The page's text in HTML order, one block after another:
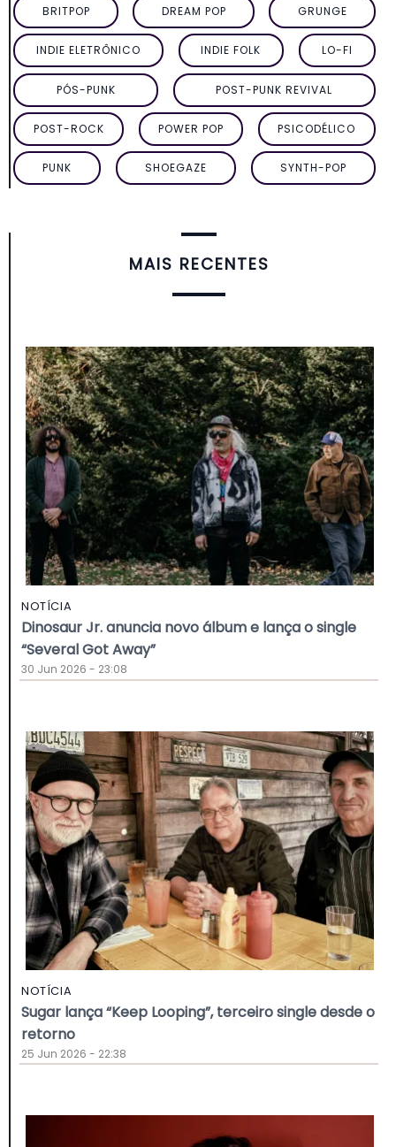
BRITPOP DREAM POP GRUNGE
INDIE ELETRÔNICO INDIE FOLK LO-FI
PÓS-PUNK POST-PUNK REVIVAL
POST-ROCK POWER POP PSICODÉLICO
PUNK SHOEGAZE SYNTH-POP
MAIS RECENTES
NOTÍCIA
Dinosaur Jr. anuncia novo álbum e lança o single
“Several Got Away”
30 Jun 2026 - 23:08
NOTÍCIA
Sugar lança “Keep Looping”, terceiro single desde o
retorno
25 Jun 2026 - 22:38